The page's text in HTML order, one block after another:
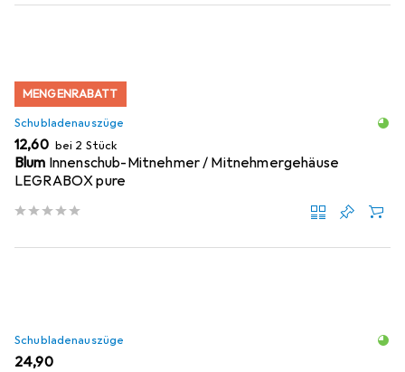
MENGENRABATT
Schubladenauszüge
EUR
12,60 bei 2 Stück
Blum Innenschub-Mitnehmer / Mitnehmergehäuse
LEGRABOX pure
Schubladenauszüge
EUR
24,90